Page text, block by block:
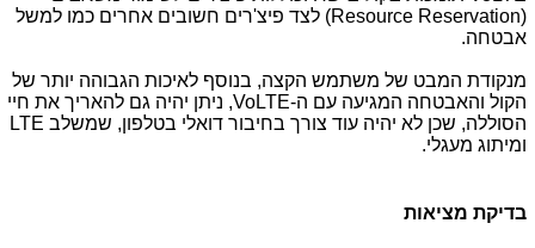
(
Resource Reservation) לצד פיצ'רים חשובים אחרים כמו למשל
אבטחה.
מנקודת המבט של משתמש הקצה, בנוסף לאיכות הגבוהה יותר של
הקול והאבטחה המגיעה עם ה-VoLTE, ניתן יהיה גם להאריך את חיי
הסוללה, שכן לא יהיה עוד צורך בחיבור דואלי בטלפון, שמשלב LTE
ומיתוג מעגלי.
בדיקת מציאות